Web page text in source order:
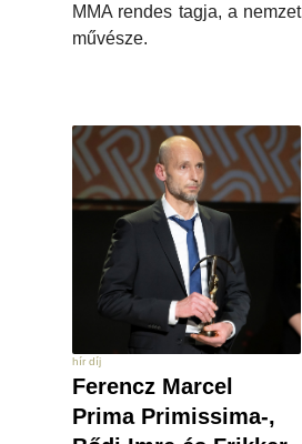
MMA rendes tagja, a nemzet
művésze.
hír díj
Ferencz Marcel
Prima Primissima-,